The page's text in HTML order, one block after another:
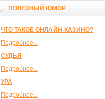
ПОЛЕЗНЫЙ ЮМОР
ЧТО ТАКОЕ ОНЛАЙН-КАЗИНО?
Подробнее...
СУДЬЯ
Подробнее...
УРА
Подробнее...